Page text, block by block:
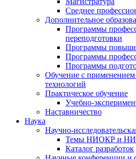
Среднее
Дополнительное
Программы
переподготовки
Программы
Программы
Программы
Обучение с
технологий
Практическое обучение
Учебно-
Наставничество
Наука
Научно-
Темы НИОКР и
Каталог разработок